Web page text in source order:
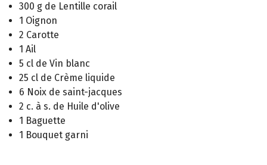
300 g de Lentille corail
1 Oignon
2 Carotte
1 Ail
5 cl de Vin blanc
25 cl de Crème liquide
6 Noix de saint-jacques
2 c. à s. de Huile d'olive
1 Baguette
1 Bouquet garni